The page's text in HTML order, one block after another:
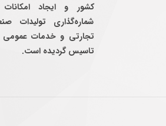
كشور و ايجاد
شماره‌گذاری توليدات
تاسيس گرديده است.